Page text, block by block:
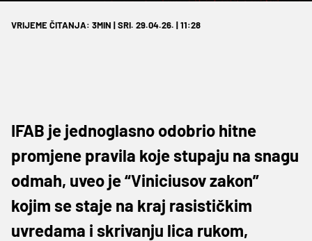
VRIJEME ČITANJA: 3MIN | SRI. 29.04.26. | 11:28
IFAB je jednoglasno odobrio hitne
promjene pravila koje stupaju na snagu
odmah, uveo je “Viniciusov zakon”
kojim se staje na kraj rasističkim
uvredama i skrivanju lica rukom,